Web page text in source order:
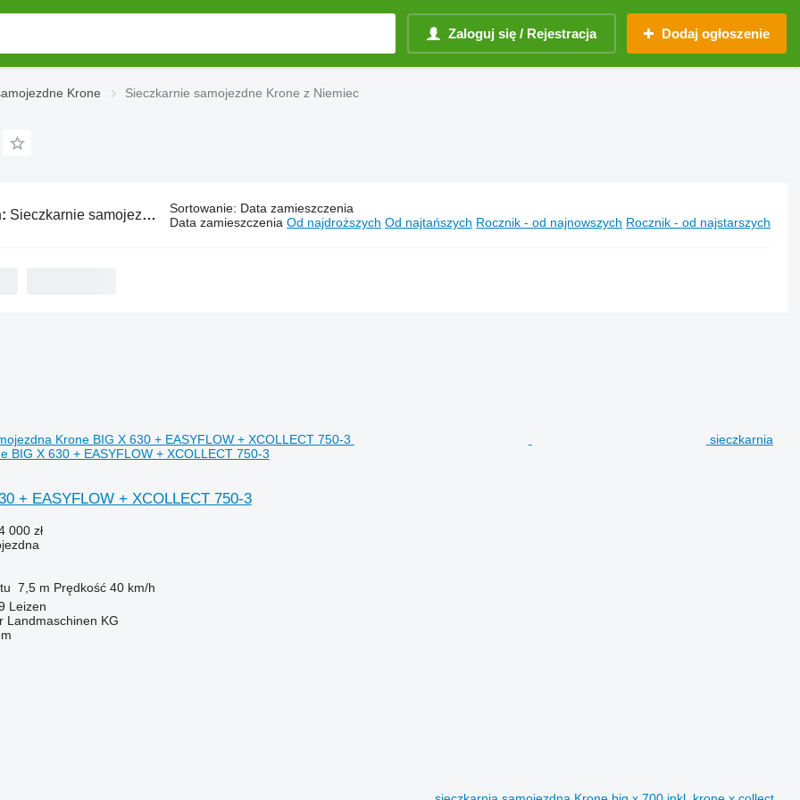
Zaloguj się / Rejestracja Dodaj ogłoszenie
Krone Sieczkarnie samojezdne Krone z Niemiec
Sieczkarnie samojezdne Krone z Niemiec Sortowanie: Data zamieszczenia
Data zamieszczenia Od najdroższych Od najtańszych Rocznik - od najnowszych Rocznik - od najstarszych
sieczkarnia
BIG X 630 + EASYFLOW + XCOLLECT 750-3
+ EASYFLOW + XCOLLECT 750-3
000 zł
7,5 m Prędkość 40 km/h
Leizen
Landmaschinen KG